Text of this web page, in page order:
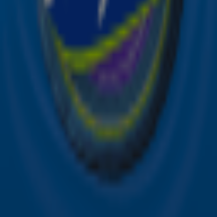
Sky Radio FM-frequenties per regio
Gebruiksvoorwaarden
Cookieverklaring